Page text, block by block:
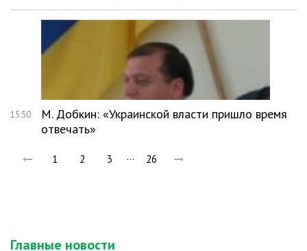
15:50
М. Добкин: «Украинской власти пришло время
отвечать»
1 2 3 … 26
Главные новости